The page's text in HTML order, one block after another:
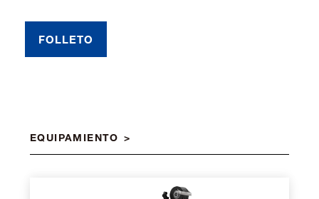
FOLLETO
EQUIPAMIENTO